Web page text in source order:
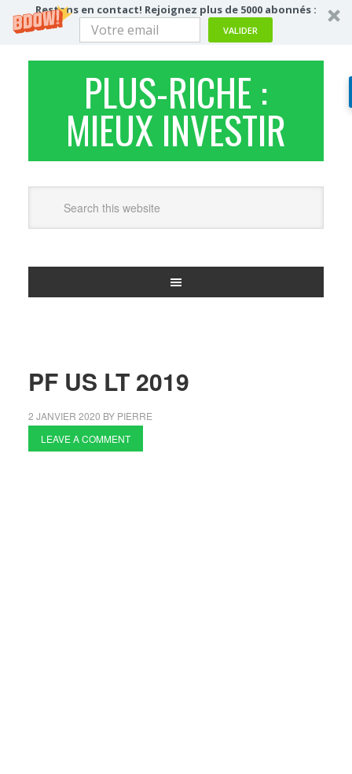
Restons en contact! Rejoignez plus de 5000 abonnés :
VALIDER
PLUS-RICHE :
MIEUX INVESTIR
PF US LT 2019
2 JANVIER 2020 BY PIERRE
LEAVE A COMMENT